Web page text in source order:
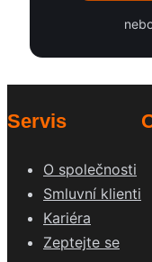
Servis
O společnosti
Smluvní klienti
Kariéra
Zeptejte se